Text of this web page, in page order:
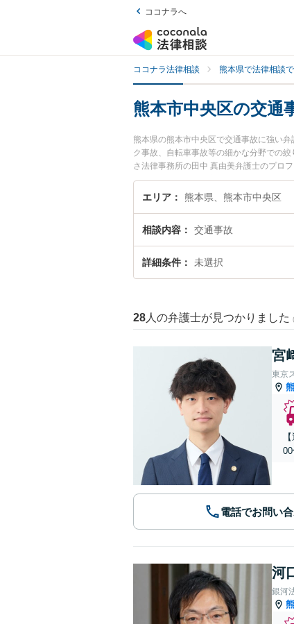
ココナラへ
ココナラ法律相談 熊本県で法律相談
熊本市中央区の交通
熊本県の熊本市中央区で交通事故に強い
ク事故、自転車事故等の細かな分野での
さ法律事務所の田中 真由美弁護士のプロ
士に相談したい』『交通事故のトラブル
どでお困りの相談者さんにおすすめです。
エリア 熊本県、熊本市中央区
相談内容 交通事故
詳細条件 未選択
28 人の弁護士が見つかりました
宮
東京
電話でお問い
河
銀河